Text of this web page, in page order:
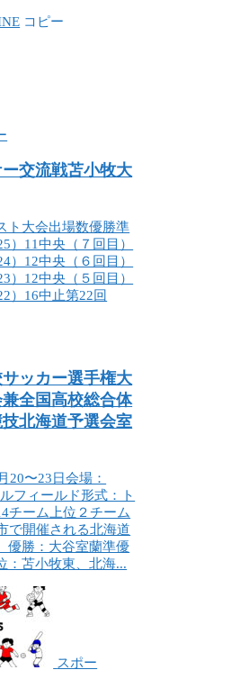
コピー
交流戦苫小牧大
ト大会出場数優勝準
）11中央（７回目）
）12中央（６回目）
）12中央（５回目）
）16中止第22回
ッカー選手権大
全国高校総合体
北海道予選会室
20〜23日会場：
フィールド形式：ト
チーム上位２チーム
で開催される北海道
勝：大谷室蘭準優
苫小牧東、北海...
スポー